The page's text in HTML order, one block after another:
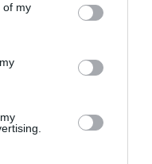
of my/ ΝΕΑ
του
Sianti